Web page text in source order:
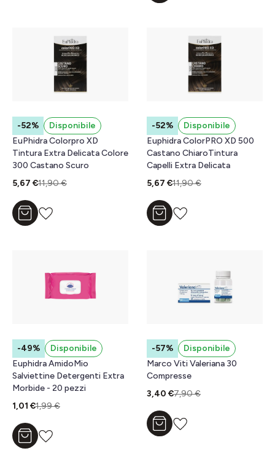
-52%
Disponibile
EuPhidra Colorpro XD
Tintura Extra Delicata Colore
300 Castano Scuro
5,67 €11,90 €
Aggiungi al carrello
-52%
Disponibile
Euphidra ColorPRO XD 500
Castano ChiaroTintura
Capelli Extra Delicata
5,67 €11,90 €
Aggiungi al carrello
-49%
Disponibile
Euphidra AmidoMio
Salviettine Detergenti Extra
Morbide - 20 pezzi
1,01 €1,99 €
Aggiungi al carrello
-57%
Disponibile
Marco Viti Valeriana 30
Compresse
3,40 €7,90 €
Aggiungi al carrello